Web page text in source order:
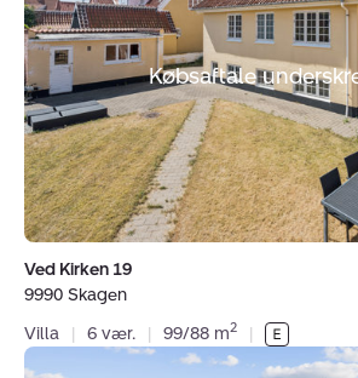
19,
9990
Skagen
Købsaftale
Ved Kirken 19
9990 Skagen
Villa
| 6 vær. | 99/88 m2 |